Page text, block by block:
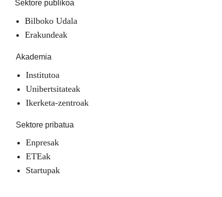
Sektore publikoa
Bilboko Udala
Erakundeak
Akademia
Institutoa
Unibertsitateak
Ikerketa-zentroak
Sektore pribatua
Enpresak
ETEak
Startupak